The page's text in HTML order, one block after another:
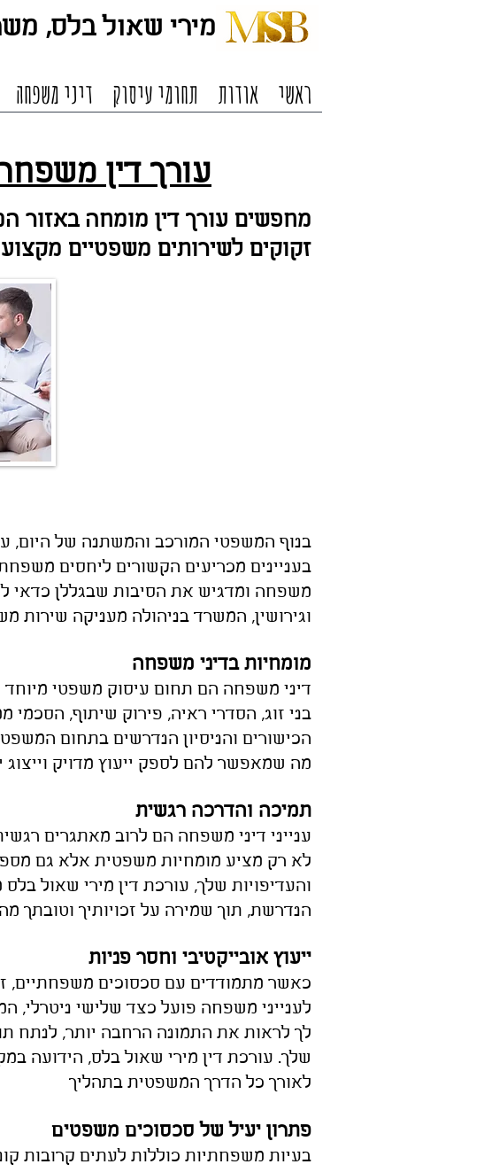
מירי שאול בלס,
ראשי אודות תחומי עיסוק דיני משפחה
עורך דין משפחה
מחפשים עורך דין מומחה באזור
זקוקים לשירותים משפטיים
בנוף המשפטי המורכב והמשתנה של היום,
בעניינים מכריעים הקשורים ליחסים
משפחה ומדגיש את הסיבות שבגללן כדאי
וגירושין, המשרד בניהולה מעניקה שירות
מומחיות בדיני משפחה
דיני משפחה הם תחום עיסוק משפטי מיוחד
בני זוג, הסדרי ראיה, פירוק שיתוף, הסכמי
הכישורים והניסיון הנדרשים בתחום
מה שמאפשר להם לספק ייעוץ מדויק
תמיכה והדרכה רגשית
ענייני דיני משפחה הם לרוב מאתגרים
לא רק מציע מומחיות משפטית אלא גם
והעדיפויות שלך, עורכת דין מירי שאול
הנדרשת, תוך שמירה על זכויותיך וטובתך
ייעוץ אובייקטיבי וחסר פניות
כאשר מתמודדים עם סכסוכים משפחתיים,
לענייני משפחה פועל כצד שלישי ניטרלי,
לך לראות את התמונה הרחבה יותר, לנתח
שלך. עורכת דין מירי שאול בלס, הידועה
לאורך כל הדרך המשפטית בתהליך
פתרון יעיל של סכסוכים משפטים
בעיות משפחתיות כוללות לעתים קרובות